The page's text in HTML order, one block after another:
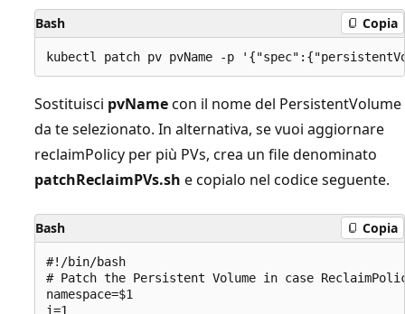
Bash Copia
Sostituisci pvNamecon il nome del PersistentVolume
da te selezionato. In alternativa, se vuoi aggiornare
reclaimPolicy per più PVs, crea un file denominato
patchReclaimPVs.sh e copialo nel codice seguente.
Bash Copia
#!/bin/bash
# Patch the Persistent Volume in case
namespace=$1
i=1